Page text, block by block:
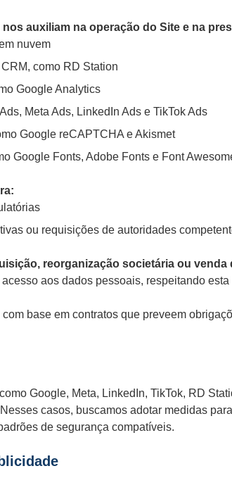
auxiliam na operação do Site e na
nuvem
como RD Station
Google Analytics
Meta Ads, LinkedIn Ads e TikTok Ads
Google reCAPTCHA e Akismet
Google Fonts, Adobe Fonts e Font
ou requisições de autoridades
reorganização societária ou venda
aos dados pessoais, respeitando
base em contratos que preveem
Google, Meta, LinkedIn, TikTok, RD
casos, buscamos adotar medidas
de segurança compatíveis.